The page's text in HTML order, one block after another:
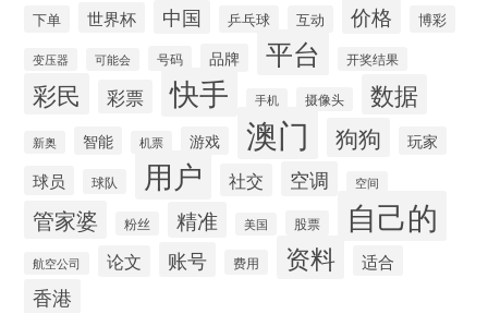
下单 世界杯 中国 乒乓球 互动 价格 博彩
变压器 可能会 号码 品牌 平台 开奖结果
彩民 彩票 快手 手机 摄像头 数据
新奥 智能 机票 游戏 澳门 狗狗 玩家
球员 球队 用户 社交 空调 空间
管家婆 粉丝 精准 美国 股票 自己的
航空公司 论文 账号 费用 资料 适合
香港